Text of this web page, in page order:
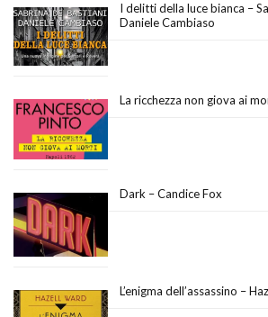
I delitti della luce bianca –
Daniele Cambiaso
La ricchezza non giova ai
Dark – Candice Fox
L’enigma dell’assassino –